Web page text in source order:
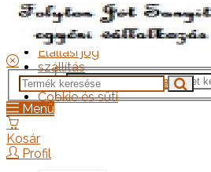
Hírek
Elérhetőség
Általános szerződési feltételek
Elállási jog
szállítás
Adatkezelési tájékoztató
Cookie és süti
Menü
Kosár
Profil